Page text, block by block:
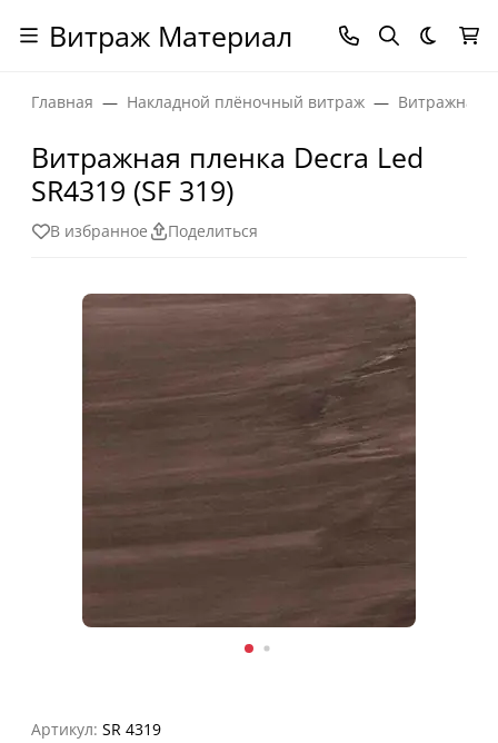
Витраж Материал Темная
Главная Накладной плёночный витраж Витражная
Витражная пленка Decra Led
SR4319 (SF 319)
В избранное Поделиться
Артикул: SR 4319